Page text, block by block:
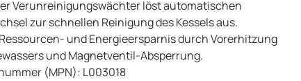
Verunreinigungswächter löst automatischen
zur schnellen Reinigung des Kessels aus.
und Energieersparnis durch Vorerhitzung
und Magnetventil-Absperrung.
(MPN): L003018